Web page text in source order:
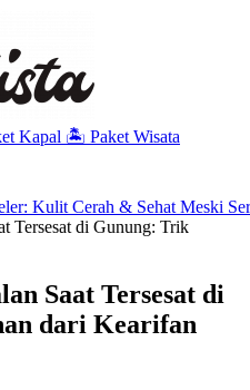
Kapal 🏝️ Paket Wisata
Kulit Cerah & Sehat Meski
Tersesat di Gunung: Trik
Saat Tersesat di
dari Kearifan